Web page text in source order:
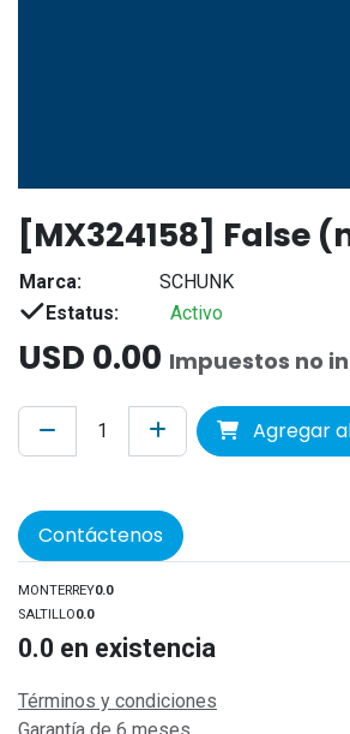
[MX324158] False
Marca:
SCHUNK
Estatus:
Activo
USD 0.00 Impuestos no
Agregar
Contáctenos
MONTERREY0.0
SALTILLO0.0
0.0 en existencia
Términos y condiciones
Garantía de 6 meses